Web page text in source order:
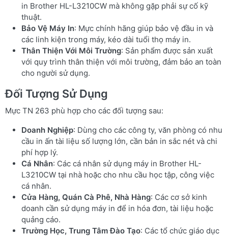
in Brother HL-L3210CW mà không gặp phải sự cố kỹ
thuật.
Bảo Vệ Máy In: Mực chính hãng giúp bảo vệ đầu in và
các linh kiện trong máy, kéo dài tuổi thọ máy in.
Thân Thiện Với Môi Trường: Sản phẩm được sản xuất
với quy trình thân thiện với môi trường, đảm bảo an toàn
cho người sử dụng.
Đối Tượng Sử Dụng
Mực TN 263 phù hợp cho các đối tượng sau:
Doanh Nghiệp: Dùng cho các công ty, văn phòng có nhu
cầu in ấn tài liệu số lượng lớn, cần bản in sắc nét và chi
phí hợp lý.
Cá Nhân: Các cá nhân sử dụng máy in Brother HL-
L3210CW tại nhà hoặc cho nhu cầu học tập, công việc
cá nhân.
Cửa Hàng, Quán Cà Phê, Nhà Hàng: Các cơ sở kinh
doanh cần sử dụng máy in để in hóa đơn, tài liệu hoặc
quảng cáo.
Trường Học, Trung Tâm Đào Tạo: Các tổ chức giáo dục